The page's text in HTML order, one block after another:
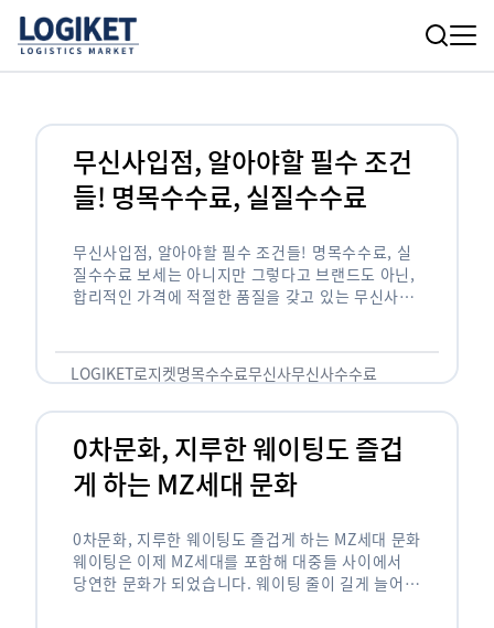
무신사입점, 알아야할 필수 조건
들! 명목수수료, 실질수수료
무신사입점, 알아야할 필수 조건들! 명목수수료, 실
질수수료 보세는 아니지만 그렇다고 브랜드도 아닌,
합리적인 가격에 적절한 품질을 갖고 있는 무신사!
LOGIKET로지켓명목수수료무신사무신사수수료
0차문화, 지루한 웨이팅도 즐겁
게 하는 MZ세대 문화
0차문화, 지루한 웨이팅도 즐겁게 하는 MZ세대 문화
웨이팅은 이제 MZ세대를 포함해 대중들 사이에서
당연한 문화가 되었습니다. 웨이팅 줄이 길게 늘어서